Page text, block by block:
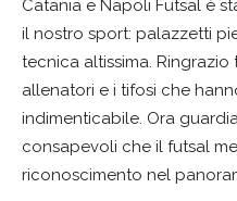
Catania e Napoli Futsal è
il nostro sport: palazzetti
tecnica altissima.
allenatori e i tifosi che
indimenticabile. Ora
consapevoli che il futsal
riconoscimento nel